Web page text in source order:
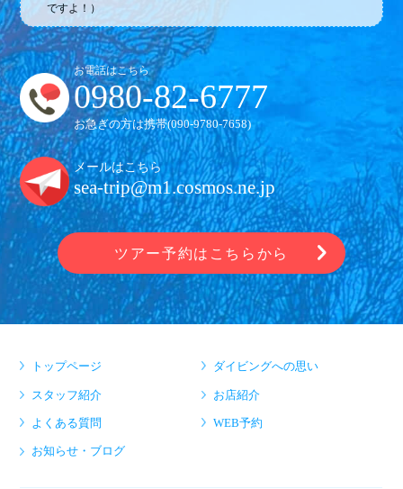
ですよ！）
お電話はこちら
0980-82-6777
お急ぎの方は携帯(090-9780-7658)
メールはこちら
sea-trip@m1.cosmos.ne.jp
ツアー予約はこちらから
トップページ ダイビングへの思い
スタッフ紹介 お店紹介
よくある質問 WEB予約
お知らせ・ブログ